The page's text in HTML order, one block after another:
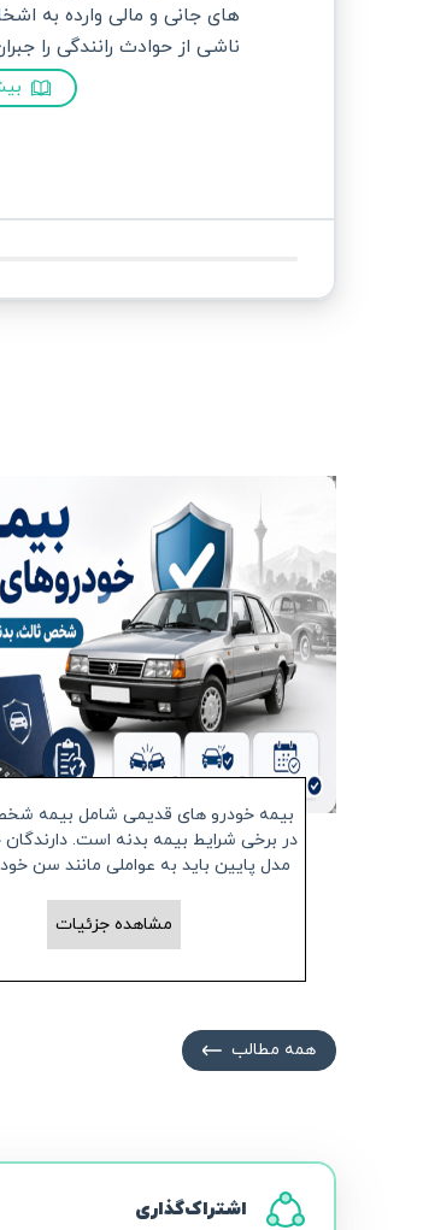
های جانی و مالی وارده به
ناشی از حوادث رانندگی را
بیمه خودرو های قدیمی شامل بیمه
در برخی شرایط بیمه بدنه است.
مدل پایین باید به عواملی مانند سن
محدودیت‌های شرکت بیمه توجه
مشاهده جزئیات
همه مطالب
اشتراک‌گذاری